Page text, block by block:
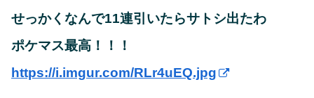
せっかくなんで11連引いたらサトシ出たわ
ポケマス最高！！！
https://i.imgur.com/RLr4uEQ.jpg